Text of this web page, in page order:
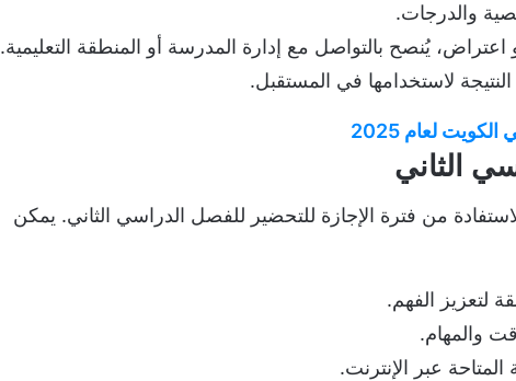
والدرجات.
يُنصح بالتواصل مع إدارة المدرسة أو المنطقة التعليمية.
لاستخدامها في المستقبل.
لعام 2025
الثاني
من فترة الإجازة للتحضير للفصل الدراسي الثاني. يمكن
لتعزيز الفهم.
والمهام.
المتاحة عبر الإنترنت.